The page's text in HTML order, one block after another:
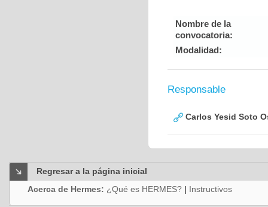
Nombre de la
convocatoria:
Modalidad:
Responsable
Carlos Yesid Soto
Regresar a la página inicial
Acerca de Hermes: ¿Qué es HERMES? | Instructivos